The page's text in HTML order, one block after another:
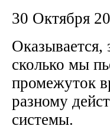
30 Октября
Оказывается,
сколько мы
промежуток
разному
системы.